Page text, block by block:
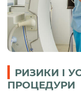
РИЗИКИ І
ПРОЦЕДУРИ